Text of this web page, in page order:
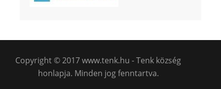
Copyright © 2017 www.tenk.hu - Tenk község
honlapja. Minden jog fenntartva.